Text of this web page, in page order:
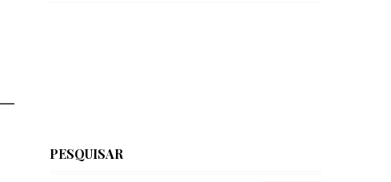
PESQUISAR